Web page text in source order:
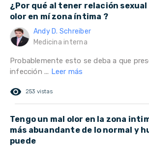
¿Por qué al tener relación sexual
olor en mí zona íntima ?
Andy D. Schreiber
Medicina interna
Probablemente esto se deba a que
infección ... Leer más
remove_red_eye 253 vistas
Tengo un mal olor en la zona
más abuandante de lo normal y
puede